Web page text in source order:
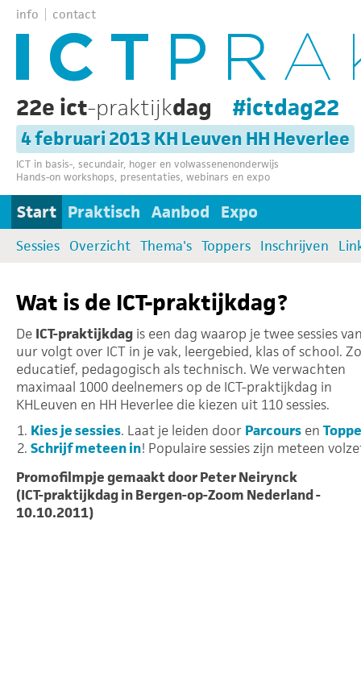
info contact
22e ict-praktijkdag #ictdag22
4 februari 2013 KH Leuven HH Heverlee
ICT in basis-, secundair, hoger en volwassenenonderwijs
Hands-on workshops, presentaties, webinars en expo
Start Praktisch Aanbod Expo
Sessies Overzicht Thema's Toppers Inschrijven
Wat is de ICT-praktijkdag?
De ICT-praktijkdag is een dag waarop je twee sessies
uur volgt over ICT in je vak, leergebied, klas of school.
educatief, pedagogisch als technisch. We verwachten
maximaal 1000 deelnemers op de ICT-praktijkdag in
KHLeuven en HH Heverlee die kiezen uit 110 sessies.
Kies je sessies. Laat je leiden door Parcours en
Schrijf meteen in! Populaire sessies zijn meteen
Promofilmpje gemaakt door Peter Neirynck
(ICT-praktijkdag in Bergen-op-Zoom Nederland -
10.10.2011)